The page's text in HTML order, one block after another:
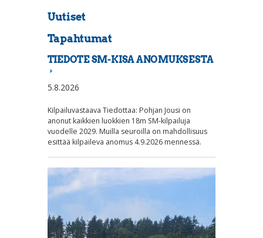
Uutiset
Tapahtumat
TIEDOTE SM-KISA ANOMUKSESTA
5.8.2026
Kilpailuvastaava Tiedottaa: Pohjan Jousi on
anonut kaikkien luokkien 18m SM-kilpailuja
vuodelle 2029. Muilla seuroilla on mahdollisuus
esittää kilpaileva anomus 4.9.2026 mennessä.